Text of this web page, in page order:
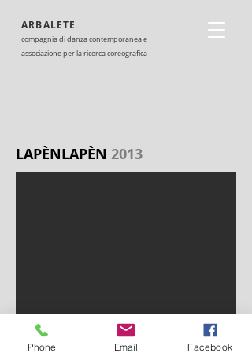
ARBALETE
compagnia di danza contemporanea e
associazione per la ricerca coreografica
LAPÈNLAPÈN 2013
Phone Email Facebook